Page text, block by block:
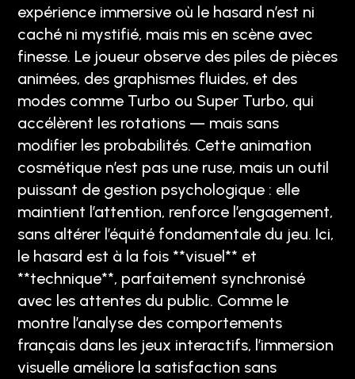
expérience immersive où le hasard n’est ni
caché ni mystifié, mais mis en scène avec
finesse. Le joueur observe des piles de pièces
animées, des graphismes fluides, et des
modes comme Turbo ou Super Turbo, qui
accélèrent les rotations — mais sans
modifier les probabilités. Cette animation
cosmétique n’est pas une ruse, mais un outil
puissant de gestion psychologique : elle
maintient l’attention, renforce l’engagement,
sans altérer l’équité fondamentale du jeu. Ici,
le hasard est à la fois **visuel** et
**technique**, parfaitement synchronisé
avec les attentes du public. Comme le
montre l’analyse des comportements
français dans les jeux interactifs, l’immersion
visuelle améliore la satisfaction sans